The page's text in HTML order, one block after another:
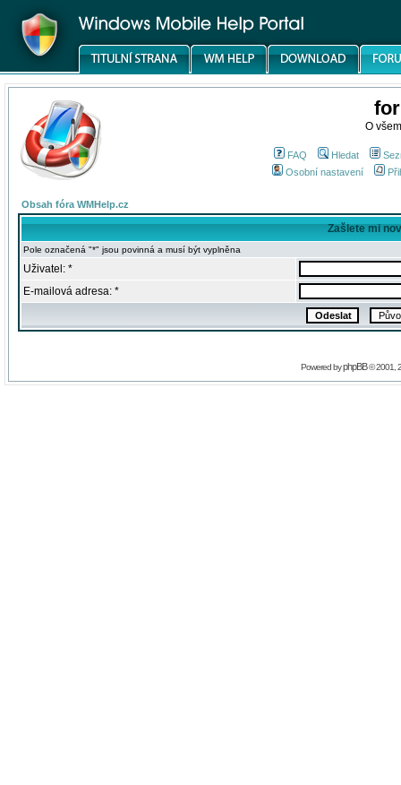
O
FAQ Hledat
Osobní nastavení
Obsah fóra WMHelp.cz
Zašlete mi
Pole označená "*" jsou povinná a musí být vyplněna
Uživatel: *
E-mailová adresa: *
Powered byphpBB© 2001,